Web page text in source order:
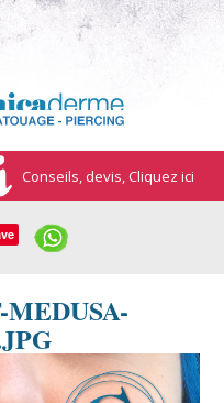
Conseils, devis, Cliquez ici